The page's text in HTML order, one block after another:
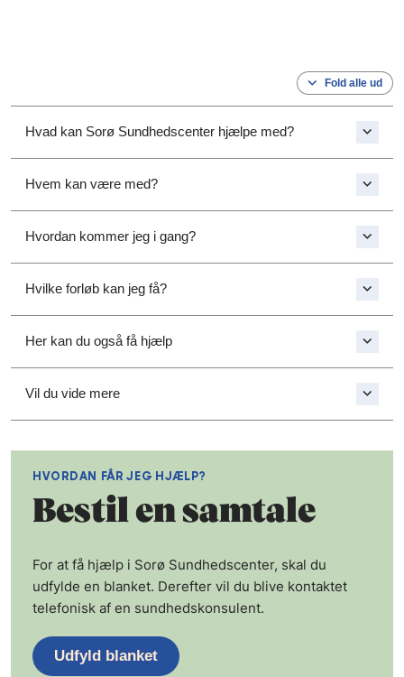
Fold alle ud
Hvad kan Sorø Sundhedscenter hjælpe med?
Hvem kan være med?
Hvordan kommer jeg i gang?
Hvilke forløb kan jeg få?
Her kan du også få hjælp
Vil du vide mere
HVORDAN FÅR JEG HJÆLP?
Bestil en samtale
For at få hjælp i Sorø Sundhedscenter, skal du
udfylde en blanket. Derefter vil du blive kontaktet
telefonisk af en sundhedskonsulent.
Udfyld blanket